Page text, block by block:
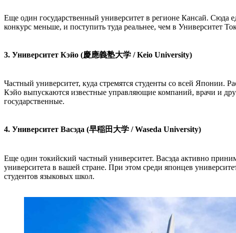
Еще один государственный университет в регионе Кансай. Сюда
конкурс меньше, и поступить туда реальнее, чем в Университет
3. Университет Кэйо (慶應義塾大学 / Keio University)
Частный университет, куда стремятся студенты со всей Японии.
Кэйо выпускаются известные управляющие компаний, врачи и
государственные.
4. Университет Васэда (早稲田大学 / Waseda University)
Еще один токийский частный университет. Васэда активно
университета в вашей стране. При этом среди японцев
студентов языковых школ.